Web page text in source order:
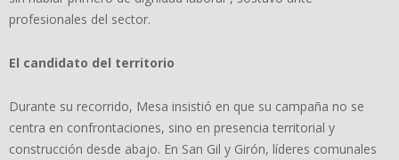
profesionales del sector.
El candidato del territorio
Durante su recorrido, Mesa insistió en que su campaña no se
centra en confrontaciones, sino en presencia territorial y
construcción desde abajo. En San Gil y Girón, líderes comunales